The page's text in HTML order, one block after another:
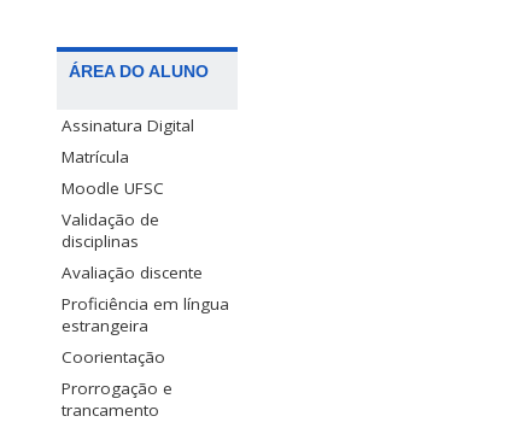
ÁREA DO ALUNO
Assinatura Digital
Matrícula
Moodle UFSC
Validação de
disciplinas
Avaliação discente
Proficiência em língua
estrangeira
Coorientação
Prorrogação e
trancamento